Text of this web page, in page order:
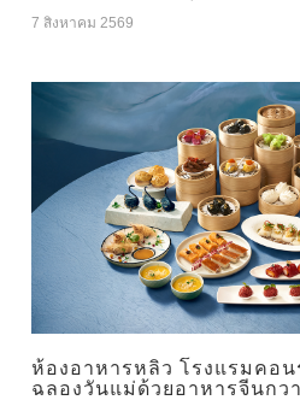
7 สิงหาคม 2569
ห้องอาหารหลิว โรงแรมคอน
ฉลองวันแม่ด้วยอาหารจีนกว